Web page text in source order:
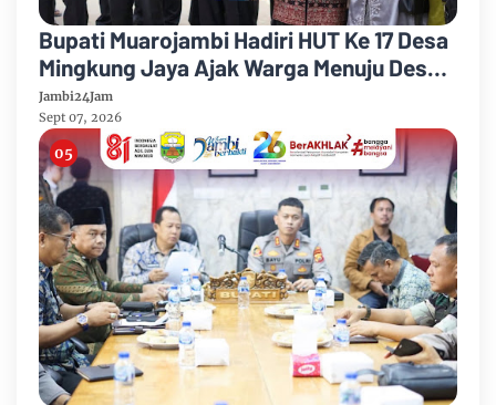
Bupati Muarojambi Hadiri HUT Ke 17 Desa
Mingkung Jaya Ajak Warga Menuju Desa
Mandiri 2026
Jambi24Jam
Sept 07, 2026